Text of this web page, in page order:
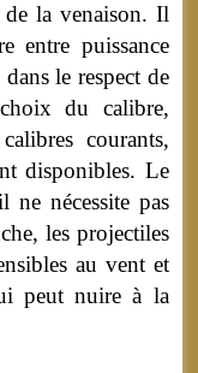
de la venaison. Il
entre puissance
le respect de
du calibre,
courants,
disponibles. Le
ne nécessite pas
les projectiles
au vent et
peut nuire à la